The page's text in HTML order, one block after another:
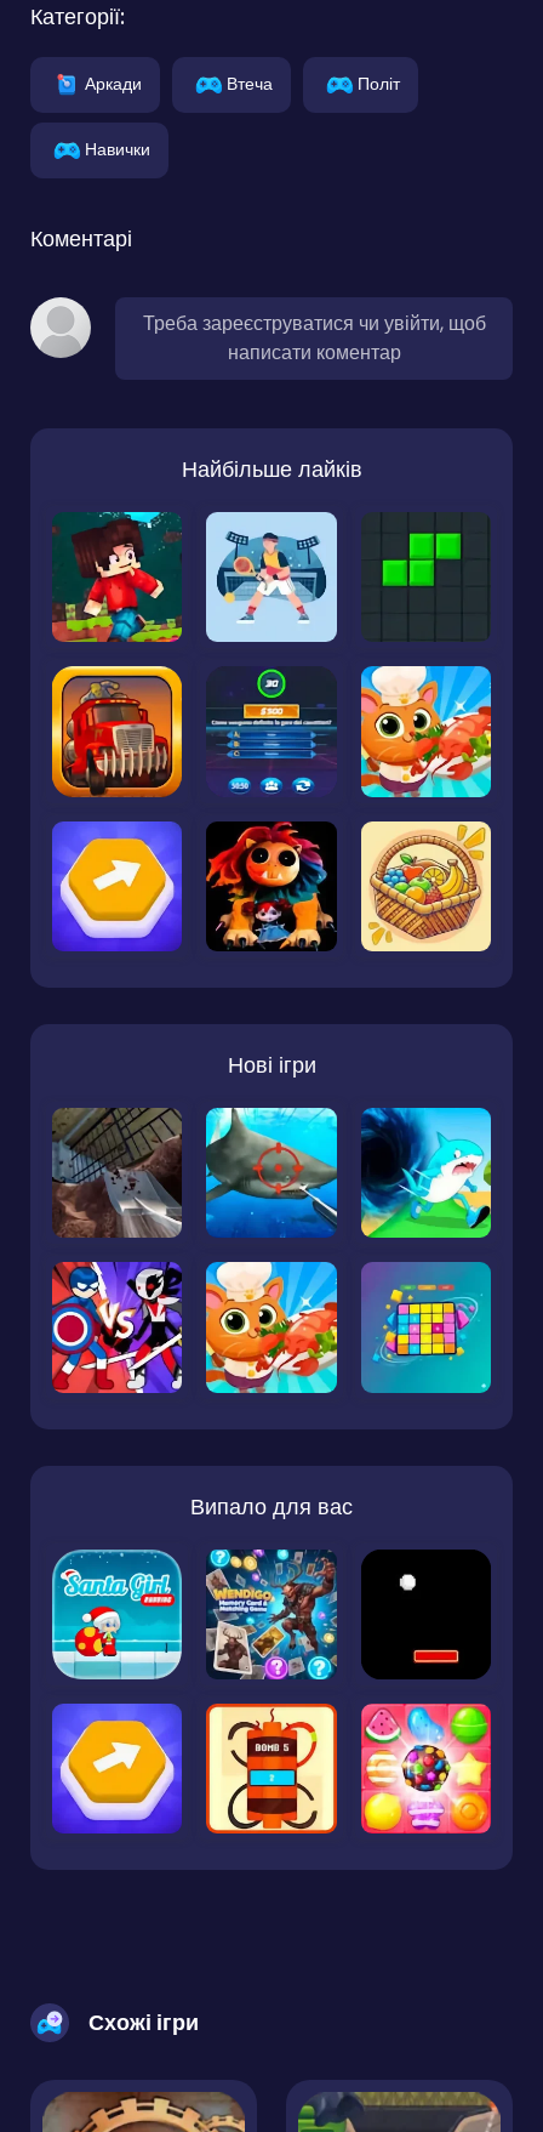
Категорії:
Аркади Втеча Політ
Навички
Коментарі
Треба зареєструватися чи увійти, щоб
написати коментар
Найбільше лайків
Нові ігри
Випало для вас
Схожі ігри